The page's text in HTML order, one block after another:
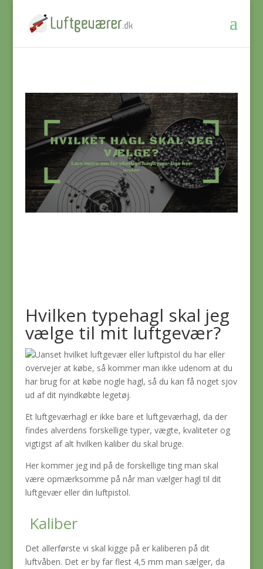
Hvilken typehagl skal jeg
vælge til mit luftgevær?
Uanset hvilket luftgevær eller luftpistol du har eller
overvejer at købe, så kommer man ikke udenom at du
har brug for at købe nogle hagl, så du kan få noget sjov
ud af dit nyindkøbte legetøj.
Et luftgeværhagl er ikke bare et luftgeværhagl, da der
findes alverdens forskellige typer, vægte, kvaliteter og
vigtigst af alt hvilken kaliber du skal bruge.
Her kommer jeg ind på de forskellige ting man skal
være opmærksomme på når man vælger hagl til dit
luftgevær eller din luftpistol.
Kaliber
Det allerførste vi skal kigge på er kaliberen på dit
luftvåben. Det er by far flest 4,5 mm man sælger, da